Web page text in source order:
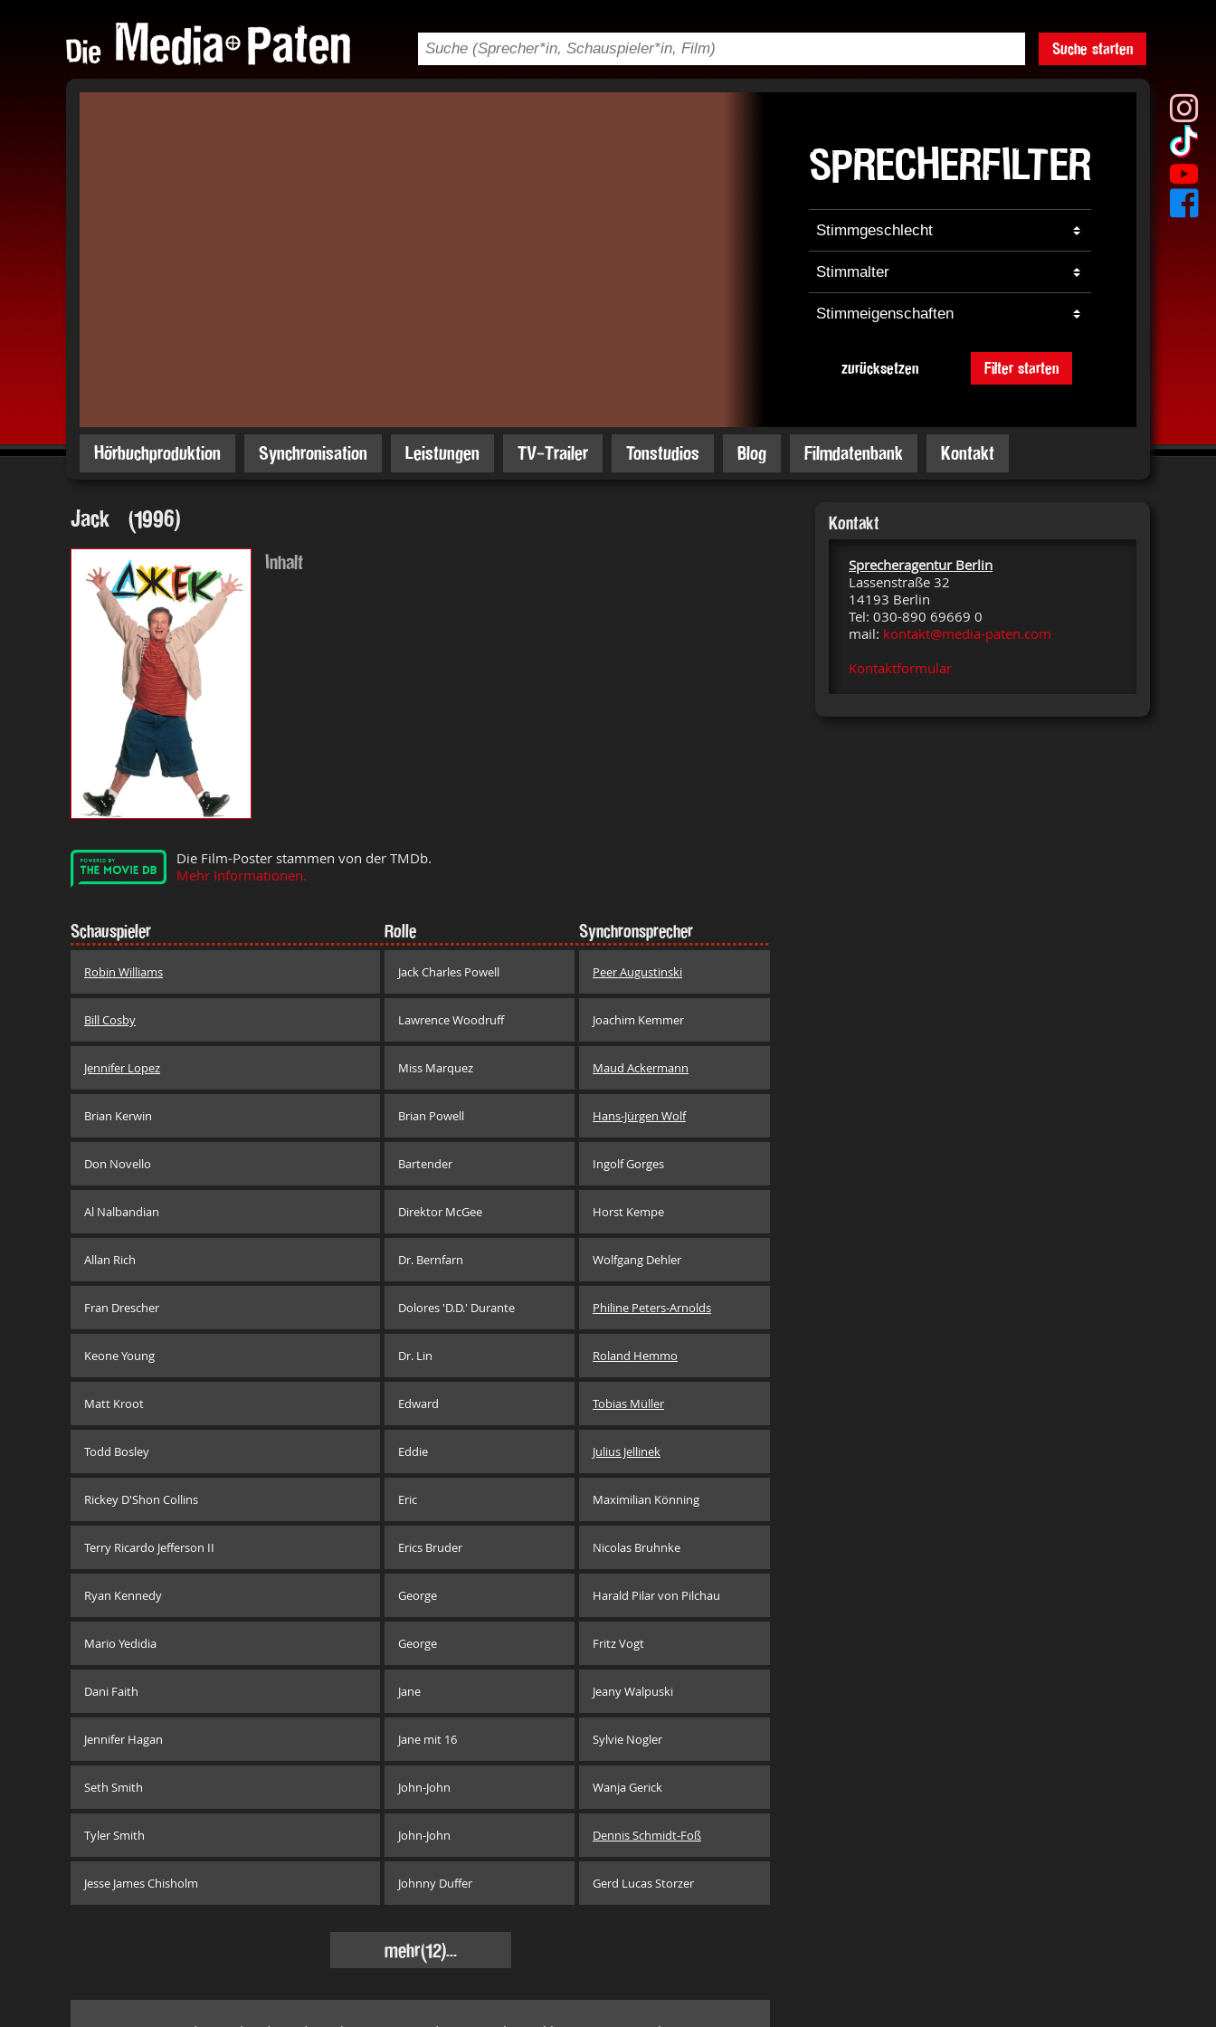
Suche starten
SPRECHERFILTER
zurücksetzen Filter starten
Hörbuchproduktion Synchronisation Leistungen TV-Trailer Tonstudios Blog Filmdatenbank Kontakt
Jack (1996)
Inhalt
Die Film-Poster stammen von der TMDb.
Mehr Informationen.
Schauspieler Rolle Synchronsprecher
Robin Williams Jack Charles Powell Peer Augustinski
Bill Cosby Lawrence Woodruff Joachim Kemmer
Jennifer Lopez Miss Marquez Maud Ackermann
Brian Kerwin Brian Powell Hans-Jürgen Wolf
Don Novello Bartender Ingolf Gorges
Al Nalbandian Direktor McGee Horst Kempe
Allan Rich Dr. Bernfarn Wolfgang Dehler
Fran Drescher Dolores 'D.D.' Durante Philine Peters-Arnolds
Keone Young Dr. Lin Roland Hemmo
Matt Kroot Edward Tobias Müller
Todd Bosley Eddie Julius Jellinek
Rickey D'Shon Collins Eric Maximilian Könning
Terry Ricardo Jefferson II Erics Bruder Nicolas Bruhnke
Ryan Kennedy George Harald Pilar von Pilchau
Mario Yedidia George Fritz Vogt
Dani Faith Jane Jeany Walpuski
Jennifer Hagan Jane mit 16 Sylvie Nogler
Seth Smith John-John Wanja Gerick
Tyler Smith John-John Dennis Schmidt-Foß
Jesse James Chisholm Johnny Duffer Gerd Lucas Storzer
mehr(12)...
Kontakt
Sprecheragentur Berlin
Lassenstraße 32
14193 Berlin
Tel: 030-890 69669 0
mail: kontakt@media-paten.com
Kontaktformular